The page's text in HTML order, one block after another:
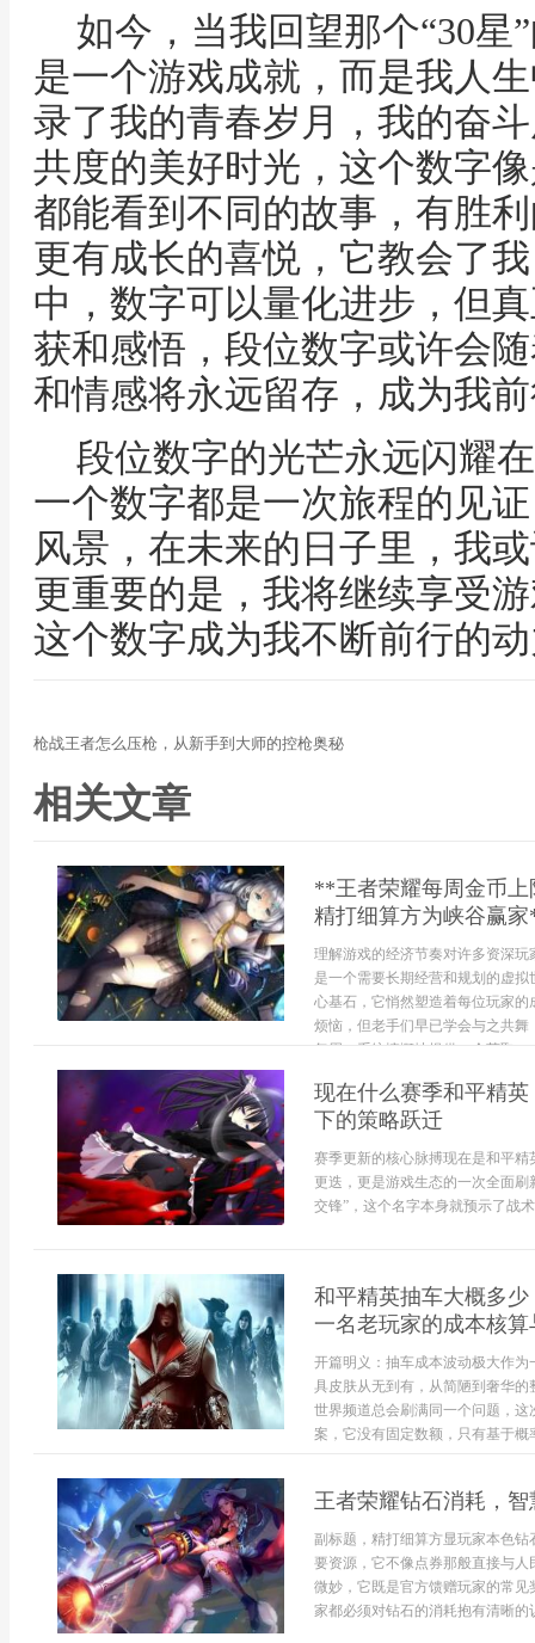
如今，当我回望那个“30星
是一个游戏成就，而是我人
录了我的青春岁月，我的奋
共度的美好时光，这个数字
都能看到不同的故事，有胜
更有成长的喜悦，它教会了
中，数字可以量化进步，但
获和感悟，段位数字或许会
和情感将永远留存，成为我
段位数字的光芒永远闪耀
一个数字都是一次旅程的见
风景，在未来的日子里，我
更重要的是，我将继续享受
这个数字成为我不断前行的
枪战王者怎么压枪，从新手到大师的控枪奥秘
相关文章
**王者荣耀每周金币
精打细算方为峡谷赢
理解游戏的经济节奏对许多资深
是一个需要长期经营和规划的虚
心基石，它悄然塑造着每位玩家
烦恼，但老手们早已学会与之共
每周，系统慷慨地提供一个获取...
现在什么赛季和平精
下的策略跃迁
赛季更新的核心脉搏现在是和平
更迭，更是游戏生态的一次全面
交锋”，这个名字本身就预示了战
和平精英抽车大概多
一名老玩家的成本核
开篇明义：抽车成本波动极大作
具皮肤从无到有，从简陋到奢华
世界频道总会刷满同一个问题，
案，它没有固定数额，只有基于
王者荣耀钻石消耗，
副标题，精打细算方显玩家本色
要资源，它不像点券那般直接与
微妙，它既是官方馈赠玩家的常
家都必须对钻石的消耗抱有清晰的